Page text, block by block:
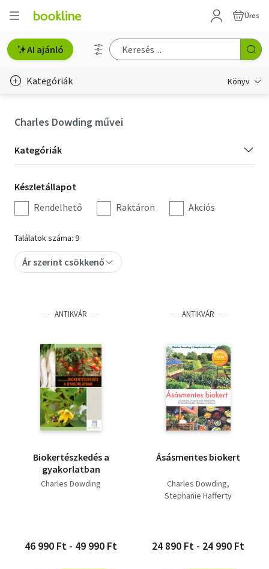
Üres
AI ajánló
Kategóriák Könyv
Hobbi, szabadidő
Irodalom
Művészet
Szakkönyv
Tankönyv, segédkönyv
Társadalomtudomány
Természettudomány
Történelem
Charles Dowding művei
Kategória
szűrés
Kategóriák
Készletállapot
szűrés
Készletállapot
Rendelhető
Raktáron Akciós
Találatok száma: 9
Ár szerint csökkenő
ANTIKVÁR
Biokertészkedés a
gyakorlatban
Charles Dowding
46 990 Ft - 49 990 Ft
ANTIKVÁR
Ásásmentes biokert
Charles Dowding
Stephanie Hafferty
24 890 Ft - 24 990 Ft